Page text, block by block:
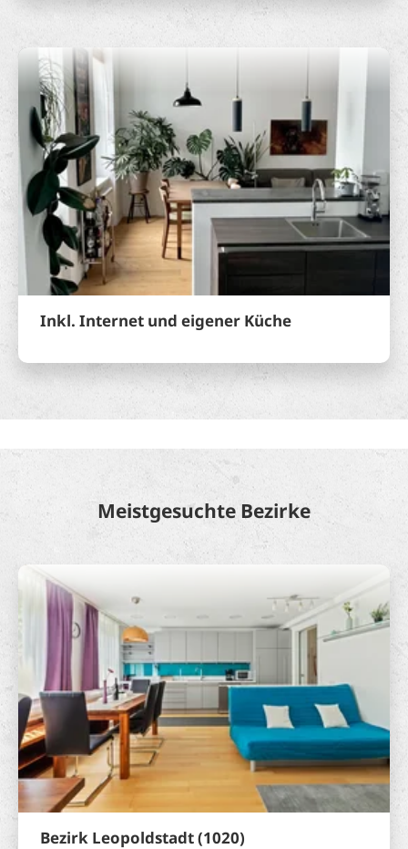
Inkl. Internet und eigener Küche
Meistgesuchte Bezirke
Bezirk Leopoldstadt (1020)